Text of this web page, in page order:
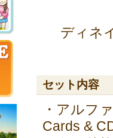
ディネ
セット内容
・アルフ
Cards &